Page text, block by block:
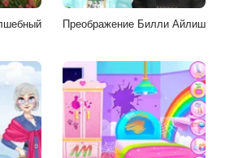
Преображение Билли Айлиш